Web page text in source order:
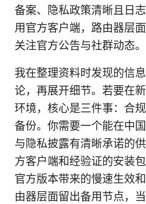
备案、隐私政策清晰且日
用官方客户端，路由器层
关注官方公告与社群动态。
我在整理资料时发现的信
论，再展开细节。若要在
环境，核心是三件事：合
备份。你需要一个能在中
与隐私披露有清晰承诺的
方客户端和经验证的安装
官方版本带来的慢速生效
由器层面留出备用节点，